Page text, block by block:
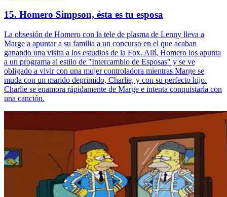
15. Homero Simpson, ésta es tu esposa
La obsesión de Homero con la tele de plasma de Lenny lleva a
Marge a apuntar a su familia a un concurso en el que acaban
ganando una visita a los estudios de la Fox. Allí, Homero los apunta
a un programa al estilo de "Intercambio de Esposas" y se ve
obligado a vivir con una mujer controladora mientras Marge se
muda con un marido deprimido, Charlie, y con su perfecto hijo.
Charlie se enamora rápidamente de Marge e intenta conquistarla con
una canción.